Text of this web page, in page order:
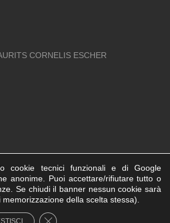
CORNELIS ESCHER
95130700636 | Powered byAgenzia di
a Napoli AT ADV
Informativa Cookie
cookie tecnici funzionali e di Google
anonime. Puoi accettare/rifiutare tutto o
Se chiudi il banner nessun cookie sarà
della scelta stessa).
Close GDPR Cookie Banner